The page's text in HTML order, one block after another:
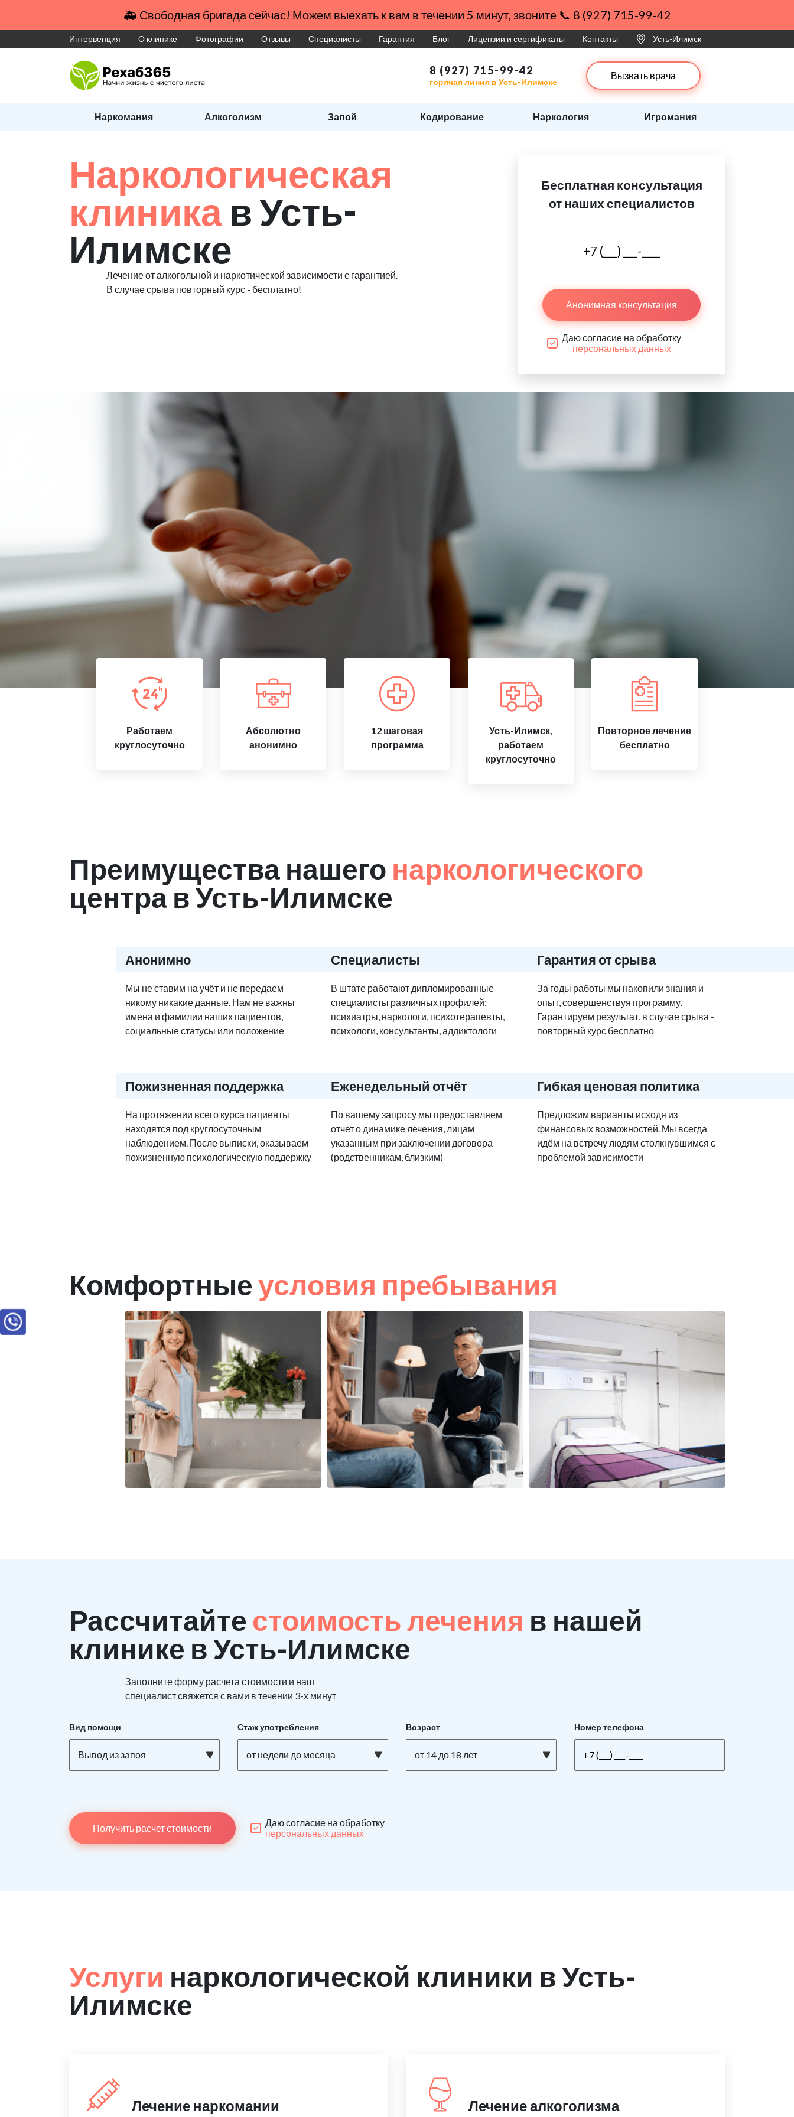
🚑 Свободная бригада сейчас! Можем выехать к вам в течении 5 минут, звоните 📞 8 (927) 715-99-42
Интервенция О клинике Фотографии Отзывы Специалисты Гарантия Блог Лицензии и сертификаты Контакты Усть-Илимск
8 (927) 715-99-42
горячая линия в Усть-Илимске
Вызвать врача
Наркомания Алкоголизм Запой Кодирование Наркология Игромания
Наркологическая
клиника в Усть-
Илимске
Лечение от алкогольной и наркотической зависимости с гарантией.
В случае срыва повторный курс - бесплатно!
Бесплатная консультация
от наших специалистов
Анонимная консультация
Даю согласие на обработку
персональных данных
Работаем
круглосуточно
Абсолютно
анонимно
12 шаговая
программа
Усть-Илимск,
работаем
круглосуточно
Повторное лечение
бесплатно
Преимущества нашего наркологического
центра в Усть-Илимске
Анонимно
Мы не ставим на учёт и не передаем
никому никакие данные. Нам не важны
имена и фамилии наших пациентов,
социальные статусы или положение
Специалисты
В штате работают дипломированные
специалисты различных профилей:
психиатры, наркологи, психотерапевты,
психологи, консультанты, аддиктологи
Гарантия от срыва
За годы работы мы накопили знания и
опыт, совершенствуя программу.
Гарантируем результат, в случае срыва -
повторный курс бесплатно
Пожизненная поддержка
На протяжении всего курса пациенты
находятся под круглосуточным
наблюдением. После выписки, оказываем
пожизненную психологическую поддержку
Еженедельный отчёт
По вашему запросу мы предоставляем
отчет о динамике лечения, лицам
указанным при заключении договора
(родственникам, близким)
Гибкая ценовая политика
Предложим варианты исходя из
финансовых возможностей. Мы всегда
идём на встречу людям столкнувшимся с
проблемой зависимости
Комфортныеусловия пребывания
Рассчитайте стоимость лечения в нашей
клинике в Усть-Илимске
Заполните форму расчета стоимости и наш
специалист свяжется с вами в течении 3-х минут
Вид помощи
Вывод из запоя
Стаж употребления
от недели до месяца
Возраст
от 14 до 18 лет
Номер телефона
Получить расчет стоимости
Даю согласие на обработку
персональных данных
Услуги наркологической клиники в Усть-
Илимске
Лечение наркомании Лечение алкоголизма